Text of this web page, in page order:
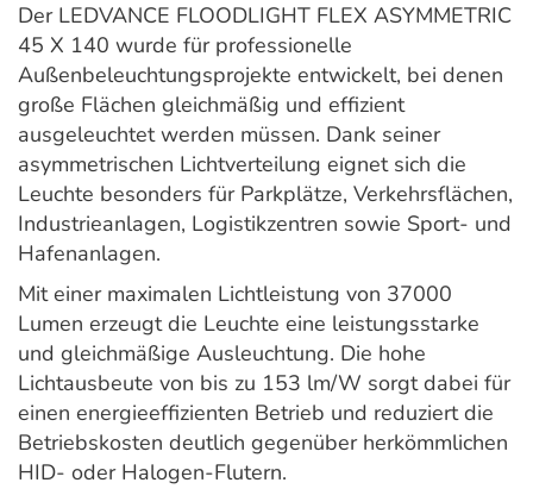
Der LEDVANCE FLOODLIGHT FLEX ASYMMETRIC
45 X 140 wurde für professionelle
Außenbeleuchtungsprojekte entwickelt, bei denen
große Flächen gleichmäßig und effizient
ausgeleuchtet werden müssen. Dank seiner
asymmetrischen Lichtverteilung eignet sich die
Leuchte besonders für Parkplätze, Verkehrsflächen,
Industrieanlagen, Logistikzentren sowie Sport- und
Hafenanlagen.
Mit einer maximalen Lichtleistung von 37000
Lumen erzeugt die Leuchte eine leistungsstarke
und gleichmäßige Ausleuchtung. Die hohe
Lichtausbeute von bis zu 153 lm/W sorgt dabei für
einen energieeffizienten Betrieb und reduziert die
Betriebskosten deutlich gegenüber herkömmlichen
HID- oder Halogen-Flutern.